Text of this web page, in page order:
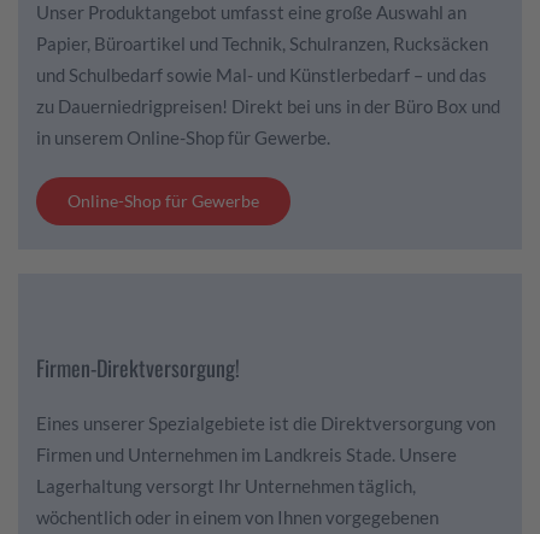
Unser Produktangebot umfasst eine große Auswahl an
Papier, Büroartikel und Technik, Schulranzen, Rucksäcken
und Schulbedarf sowie Mal- und Künstlerbedarf – und das
zu Dauerniedrigpreisen! Direkt bei uns in der Büro Box und
in unserem Online-Shop für Gewerbe.
Online-Shop für Gewerbe
Firmen-Direktversorgung!
Eines unserer Spezialgebiete ist die Direktversorgung von
Firmen und Unternehmen im Landkreis Stade. Unsere
Lagerhaltung versorgt Ihr Unternehmen täglich,
wöchentlich oder in einem von Ihnen vorgegebenen